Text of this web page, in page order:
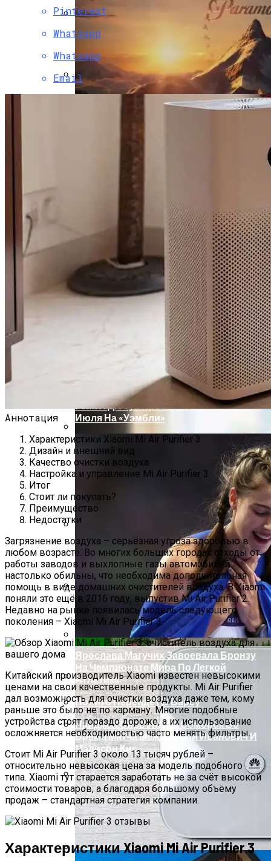
Гаражные Ворота Рольставни
Два Прораба — Информационный
Строительный Портал
Откатные Ворота
Двухэтажный Дом: Подготовительный
Этап Строительства, Основные Этапы
Возведения
Проекты Домов Для Узких Длинных
Участков
Проект Дома С Верандой И Террасой +
Фото
План Участка 15 Соток + Фото
LG 32UD99-W — Обзор Самого Эпического
Монитора С UltraHD 4K HDR
Обзор Amazon Fire TV — Если Alexa
Управляет Домом, То Fire TV Будет
Обзор Netgear Arlo Pro 2 — Лучшая, Но Не
Дешёвая Домашняя Система
Безопасности
Paramount Получит Права На
Трансляцию UFC В США За $7,7 Млрд
Усик И Дюбуа Проведут Бой-Реванш 19
Июля На «Уэмбли»
Ярослава Магучих Завоевала Бронзу
На Чемпионате Мира По Легкой
Атлетике
Нолито Перейдет В Барсу
Найджел Сирс Упал В Обморок Во
Время Матча Между Аной Иванович И
Мэдисон Кис
Pinterest
Whatsapp
Whatsapp
Email
Аннотация
Характеристики Xiaomi Mi Air Purifier 3
Дизайн и внешний вид
Качество очистки воздуха
Настройка и управление Mi Air Purifier 3
Итог
Стоит ли покупать?
Преимущество
Недостатки
Загрязнение воздуха – серьёзная угроза здоровью в
любом возрасте. Во многих больших городах отходы от
работы заводов и выхлопные газы автомобилей
настолько обильны, что необходима дополнительная
помощь в виде домашних очистителей воздуха. В Xiaomi
поняли это ещё в 2016 году, выпустив Mi Air Purifier 2.
Недавно на рынке появилась модель следующего
поколения – Xiaomi Mi Air Purifier 3.
Китайский производитель Xiaomi известен невысокими
ценами на свои качественные продукты. Mi Air Purifier
дал возможность для очистки воздуха даже тем, кому
раньше это было не по карману. Многие подобные
устройства стоят гораздо дороже, а их использование
осложняется необходимостью часто менять фильтры.
Стоит Mi Air Purifier 3 около 13 тысяч рублей –
относительно невысокая цена за модель подобного
типа. Xiaomi тут старается заработать не за счёт высокой
стоимости товаров, а благодаря большому объёму
продаж – стандартная стратегия компании.
Характеристики Xiaomi Mi Air Purifier 3